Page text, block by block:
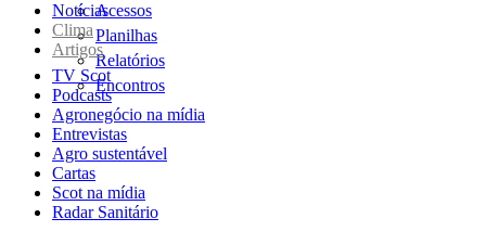
Acessos
Planilhas
Relatórios
Encontros
Notícias
Clima
Artigos
TV Scot
Podcasts
Agronegócio na mídia
Entrevistas
Agro sustentável
Cartas
Scot na mídia
Radar Sanitário